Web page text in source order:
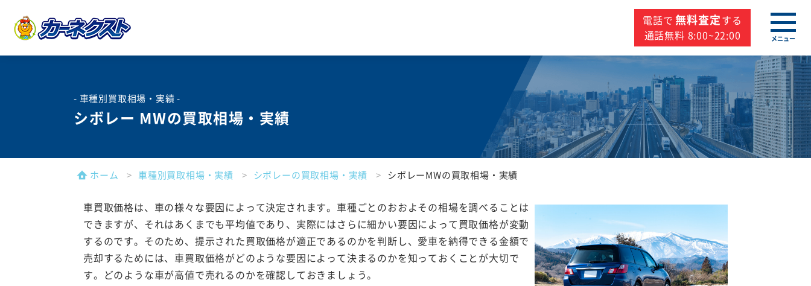
電話で 無料査定する
通話無料 8:00~22:00
メニュー
- 車種別買取相場・実績 -
シボレー MWの買取相場・実績
ホーム 車種別買取相場・実績 シボレーの買取相場・実績 シボレーMWの買取相場・実績
車買取価格は、車の様々な要因によって決定されます。車種ごとのおおよその相場を調べることは
できますが、それはあくまでも平均値であり、実際にはさらに細かい要因によって買取価格が変動
するのです。そのため、提示された買取価格が適正であるのかを判断し、愛車を納得できる金額で
売却するためには、車買取価格がどのような要因によって決まるのかを知っておくことが大切で
す。どのような車が高値で売れるのかを確認しておきましょう。